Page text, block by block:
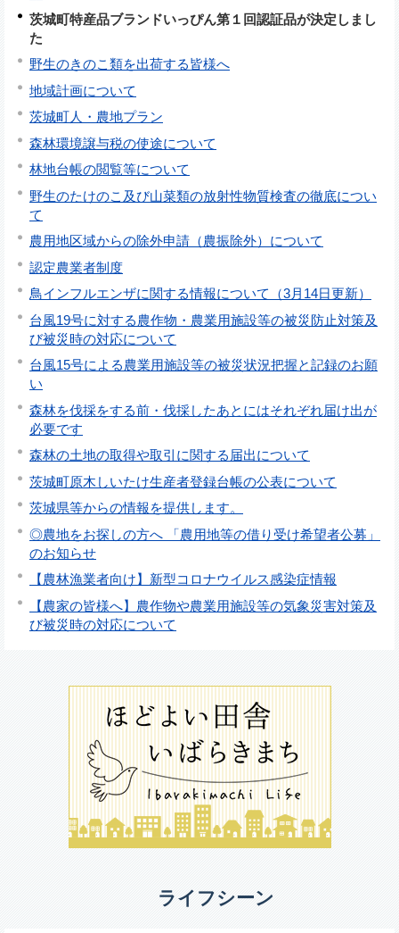
茨城町特産品ブランドいっぴん第１回認証品が決定しまし
た
野生のきのこ類を出荷する皆様へ
地域計画について
茨城町人・農地プラン
森林環境譲与税の使途について
林地台帳の閲覧等について
野生のたけのこ及び山菜類の放射性物質検査の徹底につい
て
農用地区域からの除外申請（農振除外）について
認定農業者制度
鳥インフルエンザに関する情報について（3月14日更新）
台風19号に対する農作物・農業用施設等の被災防止対策及
び被災時の対応について
台風15号による農業用施設等の被災状況把握と記録のお願
い
森林を伐採をする前・伐採したあとにはそれぞれ届け出が
必要です
森林の土地の取得や取引に関する届出について
茨城町原木しいたけ生産者登録台帳の公表について
茨城県等からの情報を提供します。
◎農地をお探しの方へ 「農用地等の借り受け希望者公募」
のお知らせ
【農林漁業者向け】新型コロナウイルス感染症情報
【農家の皆様へ】農作物や農業用施設等の気象災害対策及
び被災時の対応について
ライフシーン